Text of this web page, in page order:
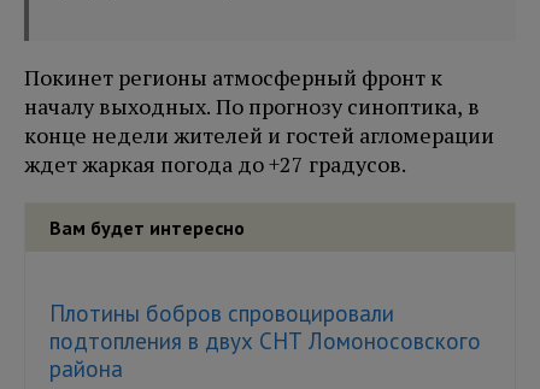
Покинет регионы атмосферный фронт к
началу выходных. По прогнозу синоптика, в
конце недели жителей и гостей агломерации
ждет жаркая погода до +27 градусов.
Вам будет интересно
Плотины бобров спровоцировали
подтопления в двух СНТ Ломоносовского
района